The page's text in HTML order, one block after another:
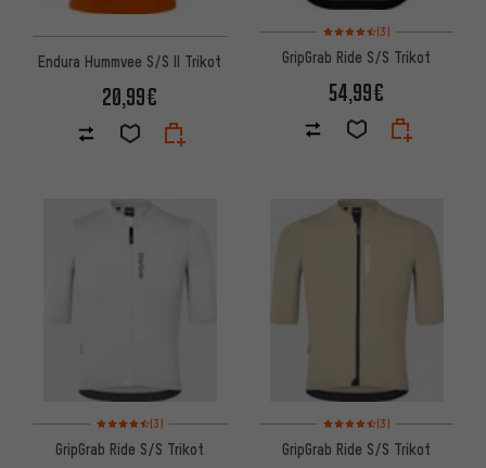
Endura Hummvee S/S II Trikot
20,99€
Bewertungen: 4,5 von 5
(3)
GripGrab Ride S/S Trikot
54,99€
Bewertungen: 4,5 von 5 basierend auf 3 Bewertungen
(3)
GripGrab Ride S/S Trikot
Bewertungen: 4,5 von 5
(3)
GripGrab Ride S/S Trikot